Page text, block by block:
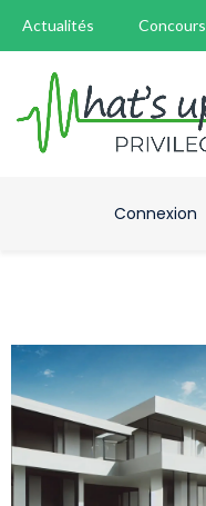
Actualités Concours
Connexion